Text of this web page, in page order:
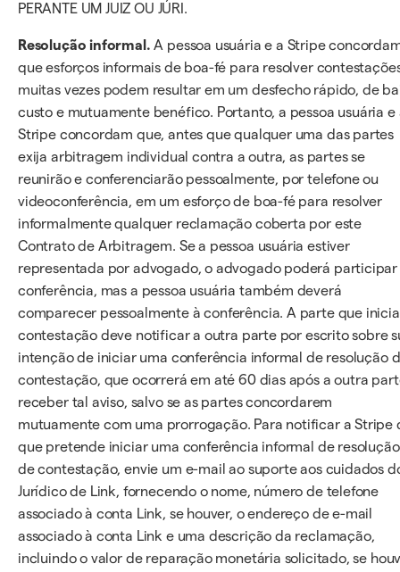
PERANTE UM JUIZ OU JÚRI.
Resolução informal. A pessoa usuária e a Stripe
que esforços informais de boa-fé para resolver
muitas vezes podem resultar em um desfecho rápido, de
custo e mutuamente benéfico. Portanto, a pessoa usuária e
Stripe concordam que, antes que qualquer uma das partes
exija arbitragem individual contra a outra, as partes se
reunirão e conferenciarão pessoalmente, por telefone ou
videoconferência, em um esforço de boa-fé para resolver
informalmente qualquer reclamação coberta por este
Contrato de Arbitragem. Se a pessoa usuária estiver
representada por advogado, o advogado poderá participar
conferência, mas a pessoa usuária também deverá
comparecer pessoalmente à conferência. A parte que
contestação deve notificar a outra parte por escrito sobre
intenção de iniciar uma conferência informal de resolução
contestação, que ocorrerá em até 60 dias após a outra
receber tal aviso, salvo se as partes concordarem
mutuamente com uma prorrogação. Para notificar a Stripe
que pretende iniciar uma conferência informal de resolução
de contestação, envie um e-mail ao suporte aos cuidados
Jurídico de Link, fornecendo o nome, número de telefone
associado à conta Link, se houver, o endereço de e-mail
associado à conta Link e uma descrição da reclamação,
incluindo o valor de reparação monetária solicitado, se